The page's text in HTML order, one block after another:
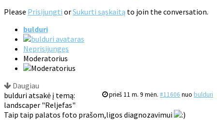
Please Prisijungti orSukurti sąskaitą to join the conversation.
bulduri
Neprisijungęs
Moderatorius
Daugiau
prieš 11 m. 9 mėn. #11606 nuo bulduri
bulduri atsakė į temą:
landscaper "Reljefas"
Taip taip palatos foto prašom,ligos diagnozavimui